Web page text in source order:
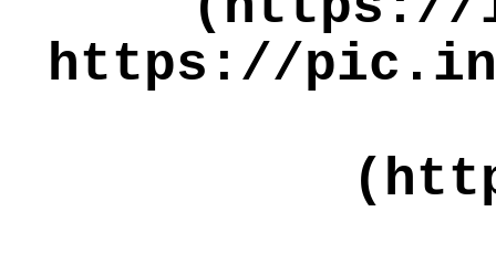
https://pic.in.th/